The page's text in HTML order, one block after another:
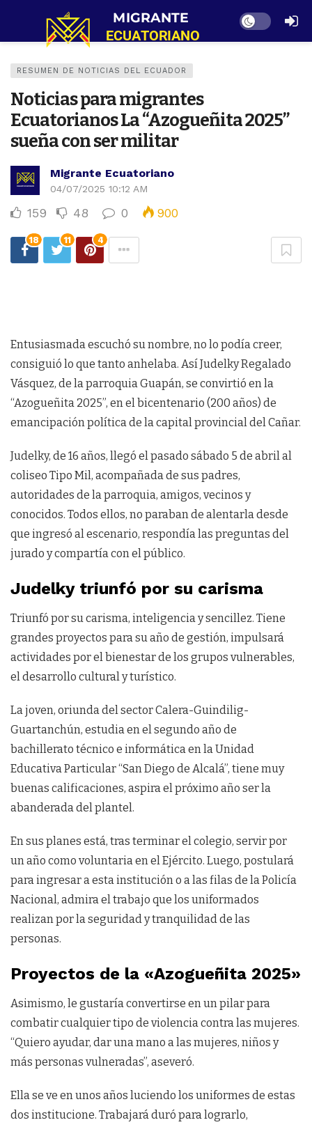
Dark mode
RESUMEN DE NOTICIAS DEL ECUADOR
Noticias para migrantes
Ecuatorianos La “Azogueñita 2025”
sueña con ser militar
Migrante Ecuatoriano
04/07/2025 10:12 AM
159 48 0 900
18 11 4
Entusiasmada escuchó su nombre, no lo podía creer,
consiguió lo que tanto anhelaba. Así Judelky Regalado
Vásquez, de la parroquia Guapán, se convirtió en la
“Azogueñita 2025”, en el bicentenario (200 años) de
emancipación política de la capital provincial del Cañar.
Judelky, de 16 años, llegó el pasado sábado 5 de abril al
coliseo Tipo Mil, acompañada de sus padres,
autoridades de la parroquia, amigos, vecinos y
conocidos. Todos ellos, no paraban de alentarla desde
que ingresó al escenario, respondía las preguntas del
jurado y compartía con el público.
Judelky triunfó por su carisma
Triunfó por su carisma, inteligencia y sencillez. Tiene
grandes proyectos para su año de gestión, impulsará
actividades por el bienestar de los grupos vulnerables,
el desarrollo cultural y turístico.
La joven, oriunda del sector Calera-Guindilig-
Guartanchún, estudia en el segundo año de
bachillerato técnico e informática en la Unidad
Educativa Particular “San Diego de Alcalá”, tiene muy
buenas calificaciones, aspira el próximo año ser la
abanderada del plantel.
En sus planes está, tras terminar el colegio, servir por
un año como voluntaria en el Ejército. Luego, postulará
para ingresar a esta institución o a las filas de la Policía
Nacional, admira el trabajo que los uniformados
realizan por la seguridad y tranquilidad de las
personas.
Proyectos de la «Azogueñita 2025»
Asimismo, le gustaría convertirse en un pilar para
combatir cualquier tipo de violencia contra las mujeres.
“Quiero ayudar, dar una mano a las mujeres, niños y
más personas vulneradas”, aseveró.
Ella se ve en unos años luciendo los uniformes de estas
dos institucione. Trabajará duró para lograrlo,